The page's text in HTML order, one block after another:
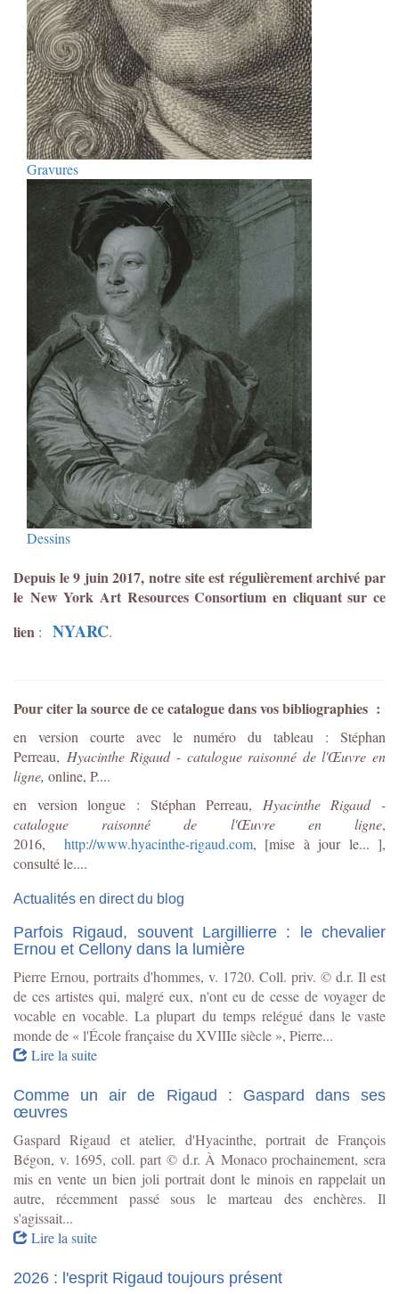
Gravures
Dessins
Depuis le 9 juin 2017, notre site est régulièrement archivé par
le New York Art Resources Consortium en cliquant sur ce
lien : NYARC.
Pour citer la source de ce catalogue dans vos bibliographies :
en version courte avec le numéro du tableau : Stéphan
Perreau, Hyacinthe Rigaud - catalogue raisonné de l'Œuvre en
ligne, online, P....
en version longue : Stéphan Perreau, Hyacinthe Rigaud -
catalogue raisonné de l'Œuvre en ligne,
2016, http://www.hyacinthe-rigaud.com, [mise à jour le... ],
consulté le....
Actualités en direct du blog
Parfois Rigaud, souvent Largillierre : le chevalier
Ernou et Cellony dans la lumière
Pierre Ernou, portraits d'hommes, v. 1720. Coll. priv. © d.r. Il est
de ces artistes qui, malgré eux, n'ont eu de cesse de voyager de
vocable en vocable. La plupart du temps relégué dans le vaste
monde de « l'École française du XVIIIe siècle », Pierre...
Lire la suite
Comme un air de Rigaud : Gaspard dans ses
œuvres
Gaspard Rigaud et atelier, d'Hyacinthe, portrait de François
Bégon, v. 1695, coll. part © d.r. À Monaco prochainement, sera
mis en vente un bien joli portrait dont le minois en rappelait un
autre, récemment passé sous le marteau des enchères. Il
s'agissait...
Lire la suite
2026 : l'esprit Rigaud toujours présent